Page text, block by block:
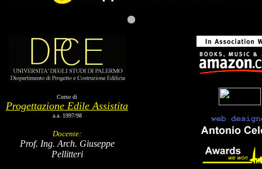
Corso di
Progettazione Edile Assistita
a.a. 1997/98
Docente:
Prof. Ing. Arch. Giuseppe
Pellitteri